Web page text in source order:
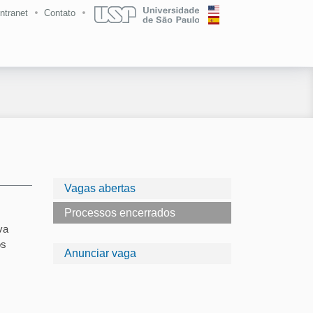
Intranet Contato
Vagas abertas
Processos encerrados
Anunciar vaga